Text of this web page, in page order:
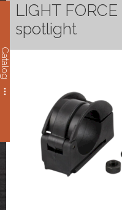
Catalog
LIGHT
spotlight